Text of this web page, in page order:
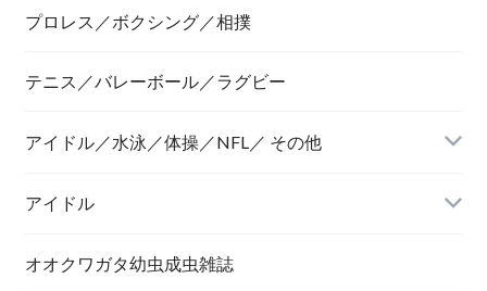
プロレス／ボクシング／相撲
テニス／バレーボール／ラグビー
アイドル／水泳／体操／NFL／ その他
アイドル
オオクワガタ幼虫成虫雑誌